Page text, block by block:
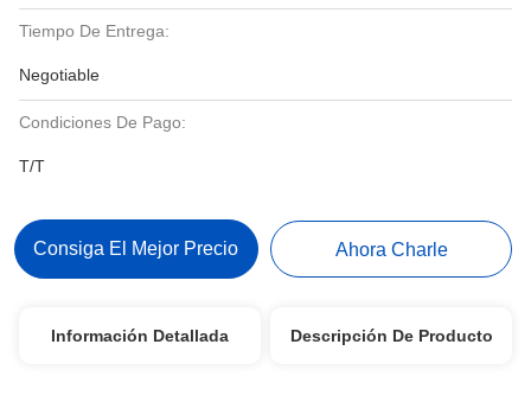
Tiempo De Entrega:
Negotiable
Condiciones De Pago:
T/T
Consiga El Mejor Precio Ahora Charle
Información Detallada Descripción De Producto